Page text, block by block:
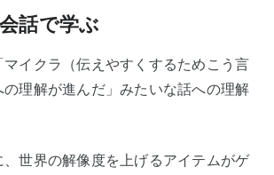
話で学ぶ
イクラ（伝えやすくするためこう言
の理解が進んだ」みたいな話への理解
、世界の解像度を上げるアイテムがゲ